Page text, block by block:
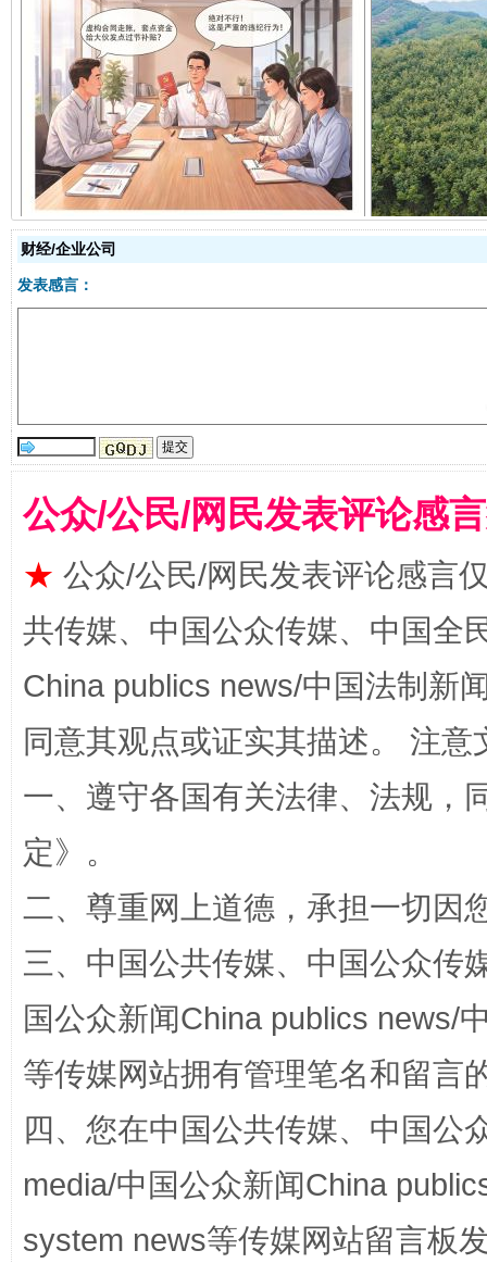
揭开“小金库”的免责幌子
全民健身五年计划来了！等你上场
阿坝州三大球赛在茂县开幕 规模
国家大学科技园优化重塑工作
财经/企业公司
发表感言：
公众/公民/网民发表评论感
★ 公众/公民/网民发表评论感言
共传媒、中国公众传媒、中国全
China publics news/中国法制新
同意其观点或证实其描述。 注
一、遵守各国有关法律、法规，
定》。
二、尊重网上道德，承担一切因
三、中国公共传媒、中国公众传
国公众新闻China publics news/
等传媒网站拥有管理笔名和留言
四、您在中国公共传媒、中国公
media/中国公众新闻China
system news等传媒网站留言板